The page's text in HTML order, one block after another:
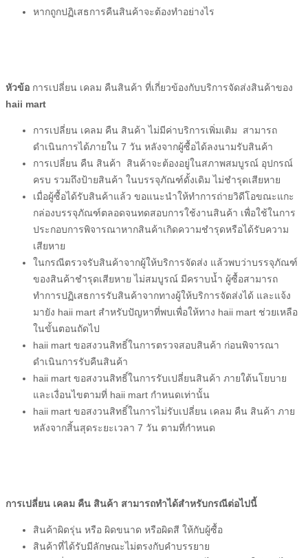
หากถูกปฏิเสธการคืนสินค้าจะต้องทำอย่างไร
หัวข้อ การเปลี่ยน เคลม คืนสินค้า ที่เกี่ยวข้องกับบริการจัดส่งสินค้าของ
haii mart
การเปลี่ยน เคลม คืน สินค้า ไม่มีค่าบริการเพิ่มเติม สามารถ
ดำเนินการได้ภายใน 7 วัน หลังจากผู้ซื้อได้ลงนามรับสินค้า
การเปลี่ยน คืน สินค้า สินค้าจะต้องอยู่ในสภาพสมบูรณ์ อุปกรณ์
ครบ รวมถึงป้ายสินค้า ในบรรจุภัณฑ์ดั้งเดิม ไม่ชำรุดเสียหาย
เมื่อผู้ซื้อได้รับสินค้าแล้ว ขอแนะนำให้ทำการถ่ายวิดีโอขณะแกะ
กล่องบรรจุภัณฑ์ตลอดจนทดสอบการใช้งานสินค้า เพื่อใช้ในการ
ประกอบการพิจารณาหากสินค้าเกิดความชำรุดหรือได้รับความ
เสียหาย
ในกรณีตรวจรับสินค้าจากผู้ให้บริการจัดส่ง แล้วพบว่าบรรจุภัณฑ์
ของสินค้าชำรุดเสียหาย ไม่สมบูรณ์ มีคราบน้ำ ผู้ซื้อสามารถ
ทำการปฏิเสธการรับสินค้าจากทางผู้ให้บริการจัดส่งได้ และแจ้ง
มายัง haii mart สำหรับปัญหาที่พบเพื่อให้ทาง haii mart ช่วยเหลือ
ในขั้นตอนถัดไป
haii mart ขอสงวนสิทธิ์ในการตรวจสอบสินค้า ก่อนพิจารณา
ดำเนินการรับคืนสินค้า
haii mart ขอสงวนสิทธิ์ในการรับเปลี่ยนสินค้า ภายใต้นโยบาย
และเงื่อนไขตามที่ haii mart กำหนดเท่านั้น
haii mart ขอสงวนสิทธิ์ในการไม่รับเปลี่ยน เคลม คืน สินค้า ภาย
หลังจากสิ้นสุดระยะเวลา 7 วัน ตามที่กำหนด
การเปลี่ยน เคลม คืน สินค้า สามารถทำได้สำหรับกรณีต่อไปนี้
สินค้าผิดรุ่น หรือ ผิดขนาด หรือผิดสี ให้กับผู้ซื้อ
สินค้าที่ได้รับมีลักษณะไม่ตรงกับคำบรรยาย